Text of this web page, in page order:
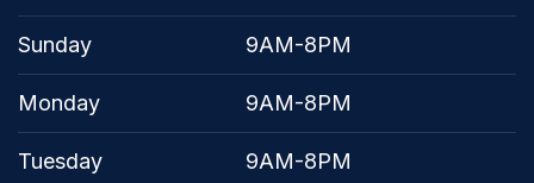
Sunday 9AM-8PM
Monday 9AM-8PM
Tuesday 9AM-8PM